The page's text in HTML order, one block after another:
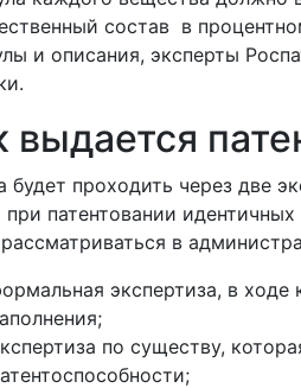
состав в
и описания, эксперты
выдается
будет проходить через две
патентовании
в
экспертиза, в ходе
по существу,